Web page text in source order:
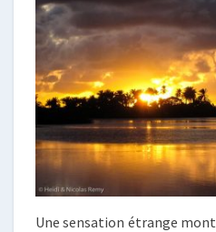
Une sensation étrange